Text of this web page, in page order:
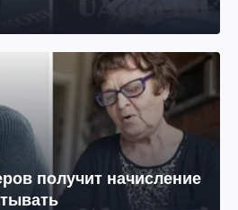
получит начисление